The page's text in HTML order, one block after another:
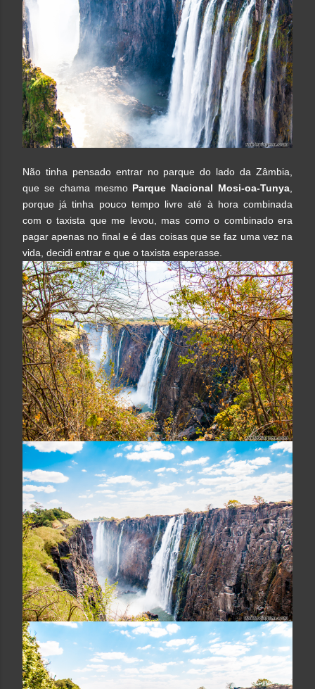
Não tinha pensado entrar no parque do lado da Zâmbia,
que se chama mesmo Parque Nacional Mosi-oa-Tunya
porque já tinha pouco tempo livre até à hora combinada
com o taxista que me levou, mas como o combinado era
pagar apenas no final e é das coisas que se faz uma vez na
vida, decidi entrar e que o taxista esperasse.